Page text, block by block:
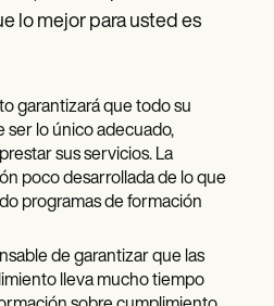
lo mejor para usted es
garantizará que todo su
ser lo único adecuado,
sus servicios. La
poco desarrollada de lo que
programas de formación
de garantizar que las
lleva mucho tiempo